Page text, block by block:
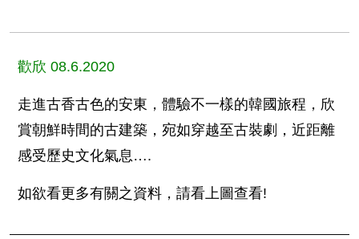
歡欣 08.6.2020
走進古香古色的安東，體驗不一樣的韓國旅程，欣
賞朝鮮時間的古建築，宛如穿越至古裝劇，近距離
感受歷史文化氣息….
如欲看更多有關之資料，請看上圖查看!